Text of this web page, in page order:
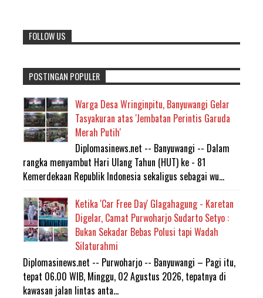
FOLLOW US
POSTINGAN POPULER
Warga Desa Wringinpitu, Banyuwangi Gelar
Tasyakuran atas 'Jembatan Perintis Garuda
Merah Putih'
Diplomasinews.net -- Banyuwangi -- Dalam
rangka menyambut Hari Ulang Tahun (HUT) ke - 81
Kemerdekaan Republik Indonesia sekaligus sebagai wu...
Ketika 'Car Free Day' Glagahagung - Karetan
Digelar, Camat Purwoharjo Sudarto Setyo :
Bukan Sekadar Bebas Polusi tapi Wadah
Silaturahmi
Diplomasinews.net -- Purwoharjo -- Banyuwangi – Pagi itu,
tepat 06.00 WIB, Minggu, 02 Agustus 2026, tepatnya di
kawasan jalan lintas anta...